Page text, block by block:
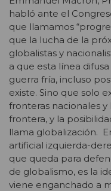
habló ante el
que llamamos
que la lucha de la
globalistas y
a que esta línea
guerra fría, incluso
existe. Sino que solo
fronteras nacionales
frontera, y la
llama globalización.
artificial izquierda-
que queda para
de globalismo, es la
viene enganchado a